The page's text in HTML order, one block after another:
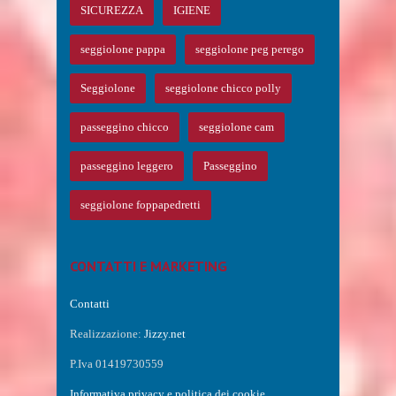
SICUREZZA IGIENE
seggiolone pappa seggiolone peg perego
Seggiolone seggiolone chicco polly
passeggino chicco seggiolone cam
passeggino leggero Passeggino
seggiolone foppapedretti
CONTATTI E MARKETING
Contatti
Realizzazione: Jizzy.net
P.Iva 01419730559